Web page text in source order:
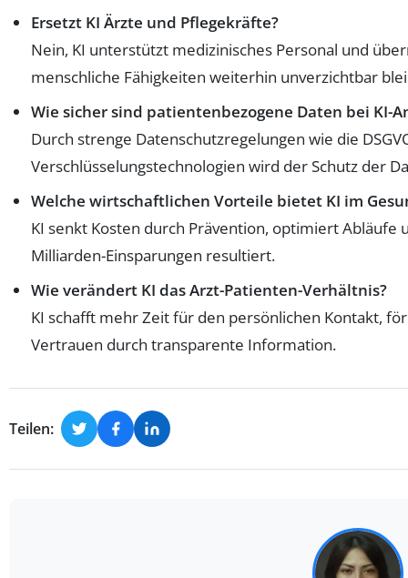
Ersetzt KI Ärzte und Pflegekräfte?
Nein, KI unterstützt medizinisches Personal und
menschliche Fähigkeiten weiterhin unverzichtbar
Wie sicher sind patientenbezogene Daten bei KI-
Durch strenge Datenschutzregelungen wie die
Verschlüsselungstechnologien wird der Schutz der
Welche wirtschaftlichen Vorteile bietet KI im
KI senkt Kosten durch Prävention, optimiert Abläufe
Milliarden-Einsparungen resultiert.
Wie verändert KI das Arzt-Patienten-Verhältnis?
KI schafft mehr Zeit für den persönlichen Kontakt,
Vertrauen durch transparente Information.
Teilen: